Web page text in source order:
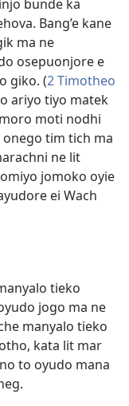
bunde ka
Bang’e kane
ma ne
osepuonjore e
giko. (2 Timotheo
ariyo tiyo matek
moti nodhi
onego tim tich ma
ne lit
jomoko oyie
ei Wach
tieko
jogo ma ne
manyalo tieko
kata lit mar
to oyudo mana